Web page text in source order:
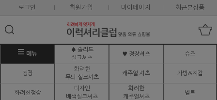
로그인 회원가입 마이페이지 최근본상품
메뉴
♠ 솔리드
실크셔츠
♥ 정장셔츠 슈즈
정장
화려한
무늬 실크셔츠
캐주얼 셔츠 가방&지갑
화려한정장
디자인
배색실크셔츠
화려한
캐주얼셔츠
벨트